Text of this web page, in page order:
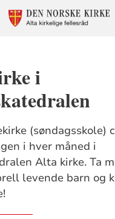
i
(søndagsskole)
i hver måned i
Alta kirke. Ta
levende barn og